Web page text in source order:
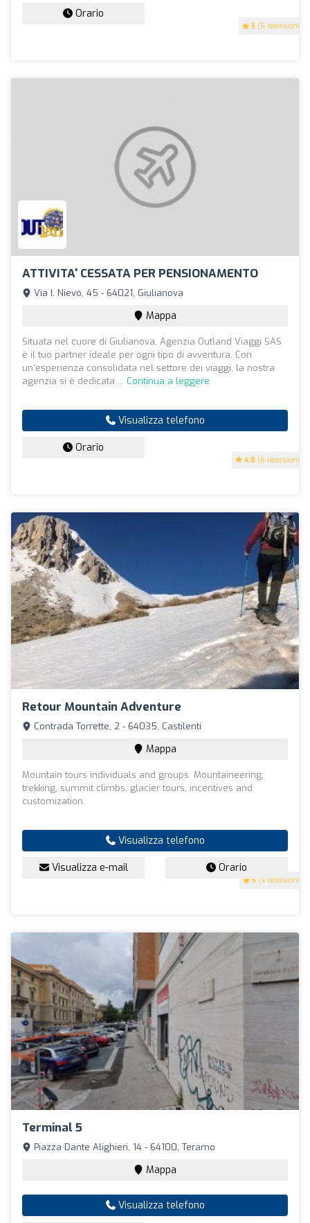
5 (5 recensioni)
Orario
ATTIVITA' CESSATA PER PENSIONAMENTO
4.8 (6 recensioni)
Via I. Nievo, 45 - 64021, Giulianova
Mappa
Situata nel cuore di Giulianova, Agenzia Outland Viaggi SAS
è il tuo partner ideale per ogni tipo di avventura. Con
un'esperienza consolidata nel settore dei viaggi, la nostra
agenzia si è dedicata ... Continua a leggere
Visualizza telefono
Orario
Retour Mountain Adventure
5 (4 recensioni)
Contrada Torrette, 2 - 64035, Castilenti
Mappa
Mountain tours individuals and groups. Mountaineering,
trekking, summit climbs, glacier tours, incentives and
customization.
Visualizza telefono
Visualizza e-mail Orario
Terminal 5
Piazza Dante Alighieri, 14 - 64100, Teramo
Mappa
Visualizza telefono